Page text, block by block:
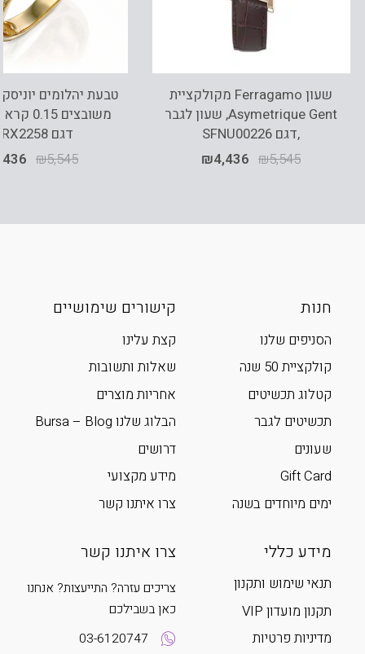
שעון Ferragamo מקולקציית
Asymetrique Gent, שעון לגבר
,דגם SFNU00226
₪5,545
₪4,436
דגם RDRX2258
₪5,545
חנות
הסניפים שלנו
קולקציית 50 שנה
קטלוג תכשיטים
תכשיטים לגבר
שעונים
Gift Card
ימים מיוחדים בשנה
קישורים שימושיים
קצת עלינו
שאלות ותשובות
אחריות מוצרים
הבלוג שלנו Bursa – Blog
דרושים
מידע מקצועי
צרו איתנו קשר
מידע כללי
תנאי שימוש ותקנון
תקנון מועדון VIP
מדיניות פרטיות
צרו איתנו קשר
צריכים עזרה? התייעצות? אנחנו
כאן בשבילכם
03-6120747